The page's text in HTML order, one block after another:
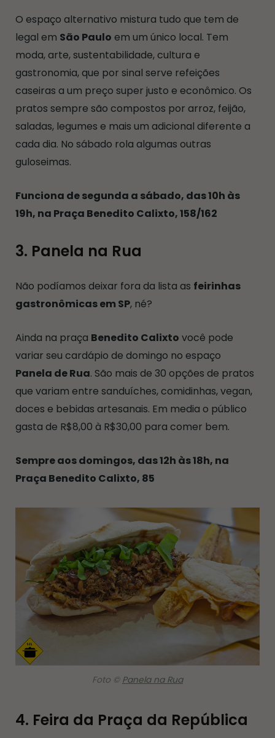
O espaço alternativo mistura tudo que tem de
legal em São Paulo em um único local. Tem
moda, arte, sustentabilidade, cultura e
gastronomia, que por sinal serve refeições
caseiras a um preço super justo e econômico. Os
pratos sempre são compostos por arroz, feijão,
saladas, legumes e mais um adicional diferente a
cada dia. No sábado rola algumas outras
guloseimas.
Funciona de segunda a sábado, das 10h às
19h, na Praça Benedito Calixto, 158/162
3. Panela na Rua
Não podíamos deixar fora da lista as feirinhas
gastronômicas em SP, né?
Ainda na praça Benedito Calixto você pode
variar seu cardápio de domingo no espaço
Panela de Rua. São mais de 30 opções de pratos
que variam entre sanduíches, comidinhas, vegan,
doces e bebidas artesanais. Em media o público
gasta de R$8,00 à R$30,00 para comer bem.
Sempre aos domingos, das 12h às 18h, na
Praça Benedito Calixto, 85
Foto © Panela na Rua
4. Feira da Praça da República